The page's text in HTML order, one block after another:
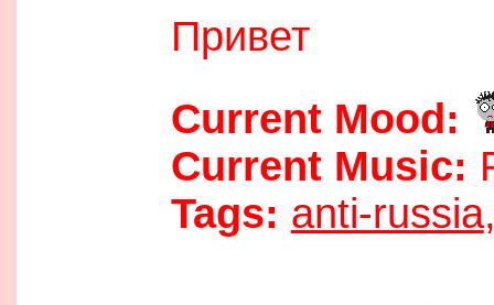
Привет
Current Mood:
Current Music:
Tags: anti-russia